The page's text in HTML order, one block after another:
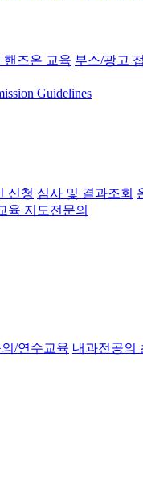
핸즈온 교육 부스/광고
Guidelines
신청 심사 및 결과조회
육 지도전문의
/연수교육 내과전공의